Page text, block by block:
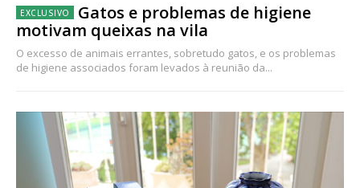
Gatos e problemas de higiene
motivam queixas na vila
O excesso de animais errantes, sobretudo gatos, e os problemas
de higiene associados foram levados à reunião da...